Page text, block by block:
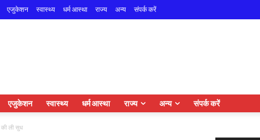
एजुकेशन स्वास्थ्य धर्म आस्था राज्य अन्य संपर्क करें
एजुकेशन स्वास्थ्य धर्म आस्था राज्य अन्य संपर्क करें
की ली सुध